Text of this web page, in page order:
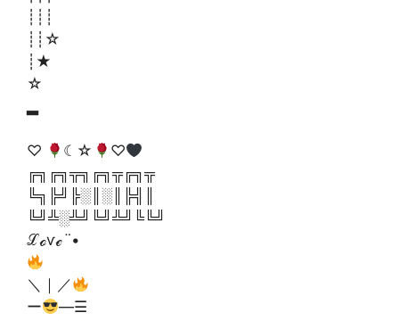
┊┊┊
┊┊☆
┊★
☆
♡ ☾☆
♡
╔╗╔╗╦╗╔╗╦╔╗╦
╚╗╠╝╠░║░║╠╣║
╚╝╩░╩╝╚╝╩╝╚╚╝
ℒℴѵℯ¨•
＼｜／
ー
—☰